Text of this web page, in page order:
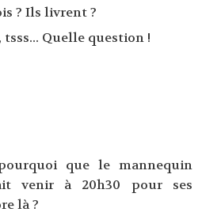
? Ils livrent ?
Quelle question !
que le mannequin
venir à 20h30 pour ses
là ?